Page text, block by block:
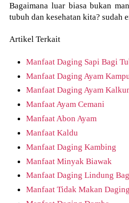
Bagaimana luar biasa bukan
tubuh dan kesehatan kita?
Artikel Terkait
Manfaat Daging Sapi Bagi
Manfaat Daging Ayam
Manfaat Daging Ayam
Manfaat Ayam Cemani
Manfaat Abon Ayam
Manfaat Kaldu
Manfaat Daging Kambing
Manfaat Minyak Biawak
Manfaat Daging Lindung
Manfaat Tidak Makan Daging